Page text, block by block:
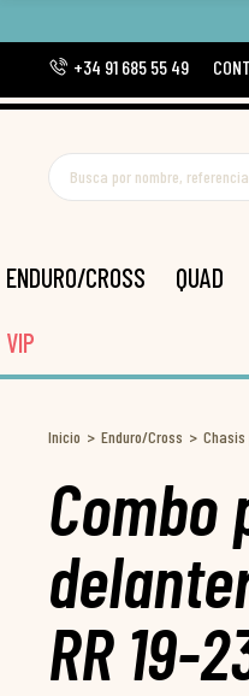
+34 91 685 55 49
ENDURO/CROSS QUAD
VIP
Inicio Enduro/Cross
RR 19-